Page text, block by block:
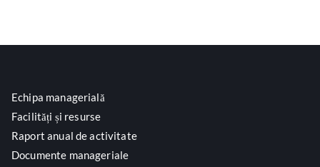
Echipa managerială
Facilități și resurse
Raport anual de activitate
Documente manageriale